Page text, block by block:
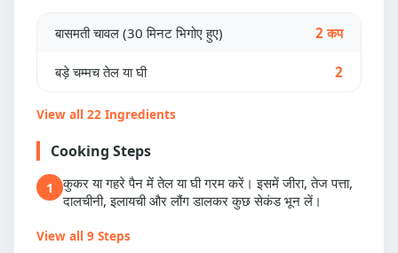
बासमती चावल (30 मिनट भिगोए हुए) 2 कप
बड़े चम्मच तेल या घी 2
View all 22 Ingredients
Cooking Steps
1
कुकर या गहरे पैन में तेल या घी गरम करें। इसमें जीरा, तेज पत्ता,
दालचीनी, इलायची और लौंग डालकर कुछ सेकंड भून लें।
View all 9 Steps